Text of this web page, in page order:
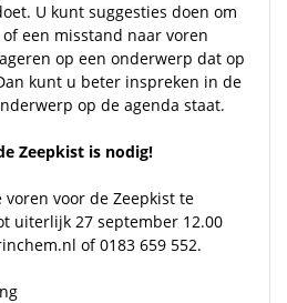
U kunt suggesties doen om
een misstand naar voren
op een onderwerp dat op
kunt u beter inspreken in de
op de agenda staat.
Zeepkist is nodig!
voor de Zeepkist te
uiterlijk 27 september 12.00
of 0183 659 552.